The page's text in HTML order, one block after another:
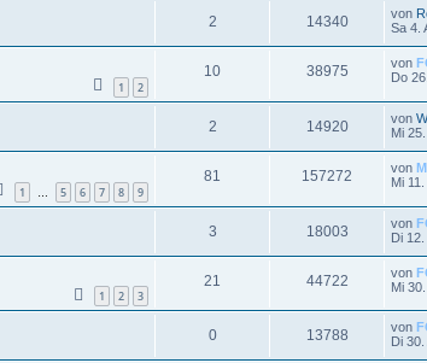
2 14340 von
Sa 4.
1 2
10 38975 von
Do
2 14920 von
Mi
1 … 5 6 7 8 9
81 157272 von
Mi
3 18003 von
Di
1 2 3
21 44722 von
Mi
0 13788 von
Di